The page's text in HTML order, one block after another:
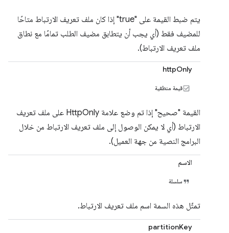
يتم ضبط القيمة على "true" إذا كان ملف تعريف الارتباط متاحًا
للمضيف فقط (أي يجب أن يتطابق مضيف الطلب تمامًا مع نطاق
ملف تعريف الارتباط).
httpOnly
قيمة منطقية
القيمة "صحيح" إذا تم وضع علامة HttpOnly على ملف تعريف
الارتباط (أي لا يمكن الوصول إلى ملف تعريف الارتباط من خلال
البرامج النصية من جهة العميل).
الاسم
سلسلة
تمثّل هذه السمة اسم ملف تعريف الارتباط.
partitionKey